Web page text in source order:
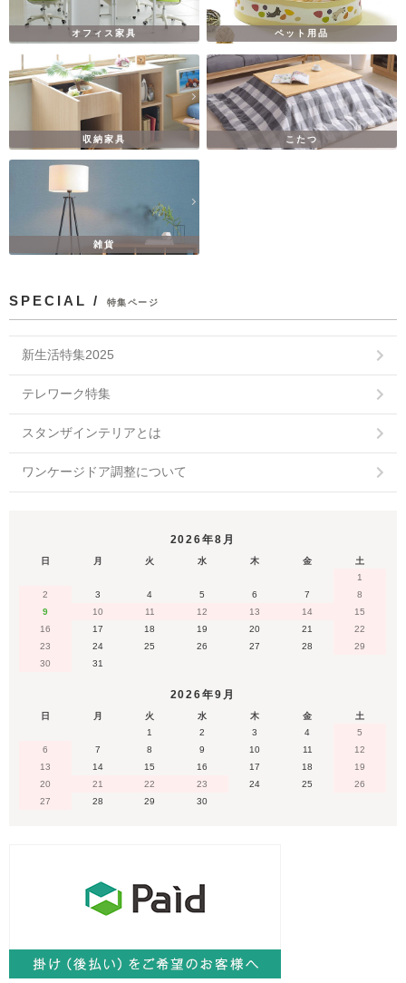
オフィス家具 ペット用品
収納家具 こたつ
雑貨
SPECIAL / 特集ページ
新生活特集2025
テレワーク特集
スタンザインテリアとは
ワンケージドア調整について
2026年8月
日 月 火 水 木 金
土
1
2
3 4 5 6 7
8
9
10 11 12 13 14
15
16
17 18 19 20 21
22
23
24 25 26 27 28
29
30
31
2026年9月
日 月 火 水 木 金
土
1
2 3 4
5
6
7 8 9 10 11
12
13
14 15 16 17 18
19
20
21 22 23 24 25
26
27
28 29 30